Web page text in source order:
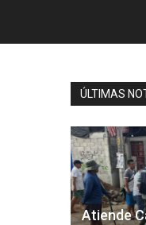
ÚLTIMAS
Atiende